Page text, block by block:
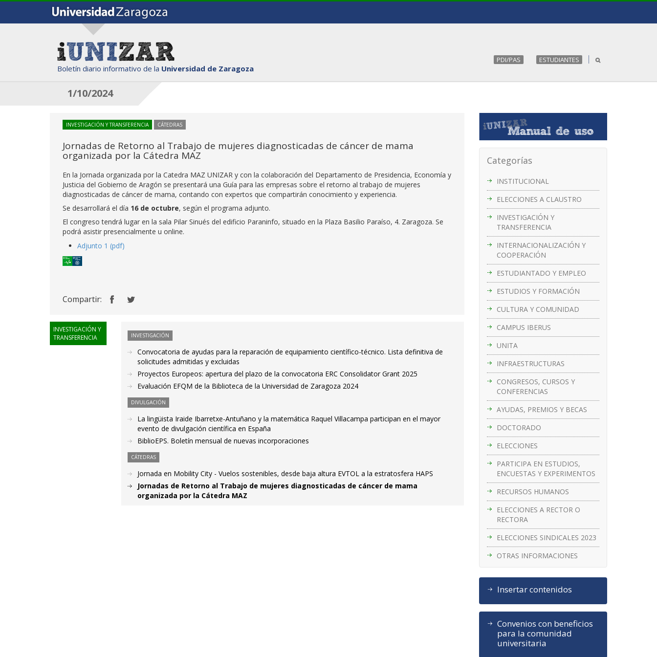
Boletín diario informativo de la Universidad de Zaragoza
PDI/PAS ESTUDIANTES
1/10/2024
Categorías
INSTITUCIONAL
ELECCIONES A CLAUSTRO
INVESTIGACIÓN Y
TRANSFERENCIA
INTERNACIONALIZACIÓN Y
COOPERACIÓN
ESTUDIANTADO Y EMPLEO
ESTUDIOS Y FORMACIÓN
CULTURA Y COMUNIDAD
CAMPUS IBERUS
UNITA
INFRAESTRUCTURAS
CONGRESOS, CURSOS Y
CONFERENCIAS
AYUDAS, PREMIOS Y BECAS
DOCTORADO
ELECCIONES
PARTICIPA EN ESTUDIOS,
ENCUESTAS Y EXPERIMENTOS
RECURSOS HUMANOS
ELECCIONES A RECTOR O
RECTORA
ELECCIONES SINDICALES 2023
OTRAS INFORMACIONES
Insertar contenidos
Convenios con beneficios
para la comunidad
universitaria
INVESTIGACIÓN Y TRANSFERENCIA CÁTEDRAS
Jornadas de Retorno al Trabajo de mujeres diagnosticadas de cáncer de mama
organizada por la Cátedra MAZ
En la Jornada organizada por la Catedra MAZ UNIZAR y con la colaboración del Departamento de Presidencia, Economía y
Justicia del Gobierno de Aragón se presentará una Guía para las empresas sobre el retorno al trabajo de mujeres
diagnosticadas de cáncer de mama, contando con expertos que compartirán conocimiento y experiencia.
Se desarrollará el día 16 de octubre, según el programa adjunto.
El congreso tendrá lugar en la sala Pilar Sinués del edificio Paraninfo, situado en la Plaza Basilio Paraíso, 4. Zaragoza. Se
podrá asistir presencialmente u online.
Adjunto 1 (pdf)
Compartir:
INVESTIGACIÓN Y
TRANSFERENCIA
INVESTIGACIÓN
Convocatoria de ayudas para la reparación de equipamiento científico-técnico. Lista definitiva de
solicitudes admitidas y excluidas
Proyectos Europeos: apertura del plazo de la convocatoria ERC Consolidator Grant 2025
Evaluación EFQM de la Biblioteca de la Universidad de Zaragoza 2024
DIVULGACIÓN
La lingüista Iraide Ibarretxe-Antuñano y la matemática Raquel Villacampa participan en el mayor
evento de divulgación científica en España
BiblioEPS. Boletín mensual de nuevas incorporaciones
CÁTEDRAS
Jornada en Mobility City - Vuelos sostenibles, desde baja altura EVTOL a la estratosfera HAPS
Jornadas de Retorno al Trabajo de mujeres diagnosticadas de cáncer de mama
organizada por la Cátedra MAZ